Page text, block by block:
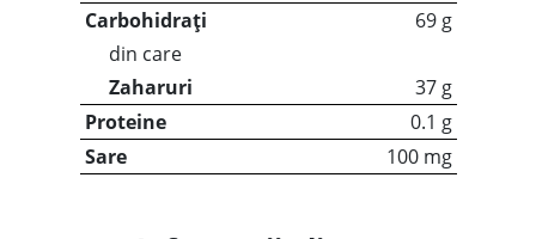
Carbohidrați
69 g
din care
Zaharuri
37 g
Proteine
0.1 g
Sare
100 mg